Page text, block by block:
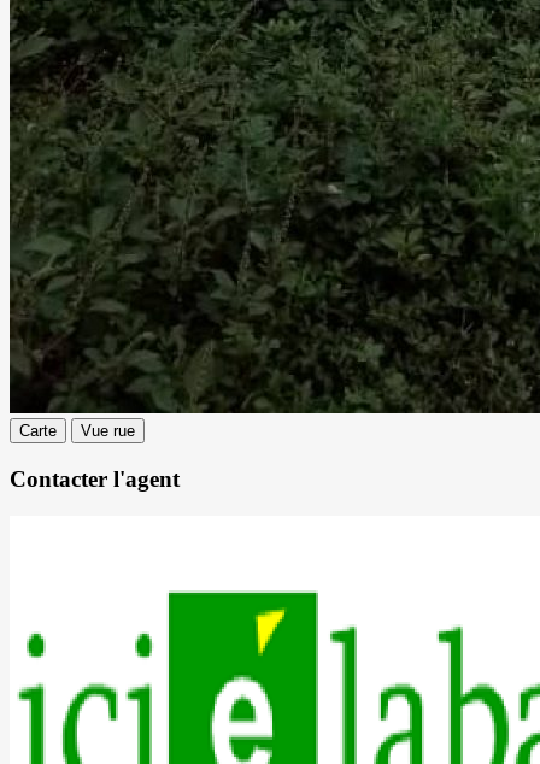
Carte Vue rue
Contacter l'agent